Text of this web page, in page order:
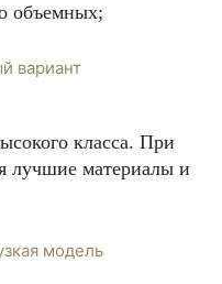
объемных;
класса. При
лучшие материалы и